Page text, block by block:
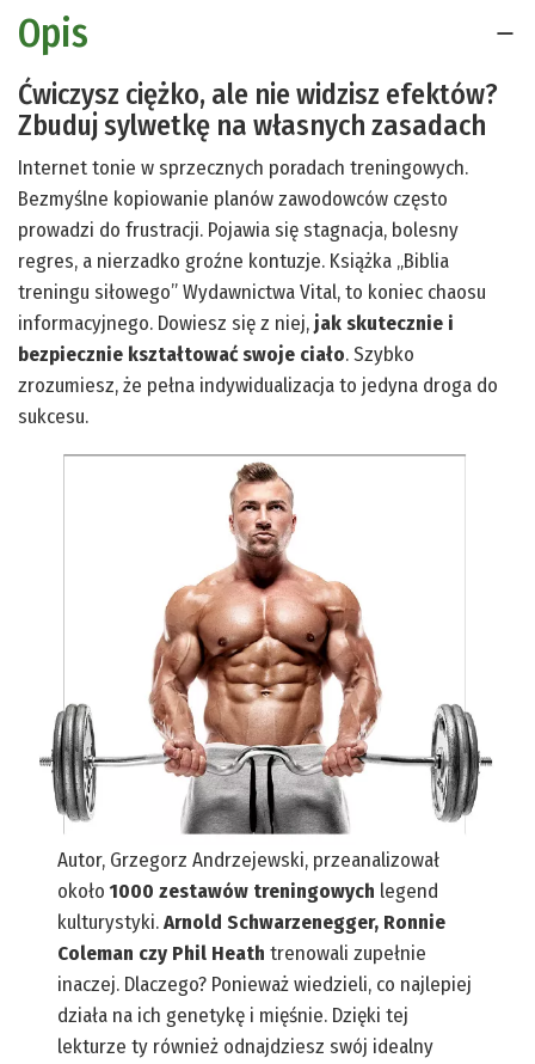
Opis
Ćwiczysz ciężko, ale nie widzisz efektów?
Zbuduj sylwetkę na własnych zasadach
Internet tonie w sprzecznych poradach treningowych.
Bezmyślne kopiowanie planów zawodowców często
prowadzi do frustracji. Pojawia się stagnacja, bolesny
regres, a nierzadko groźne kontuzje. Książka „Biblia
treningu siłowego” Wydawnictwa Vital, to koniec chaosu
informacyjnego. Dowiesz się z niej, jak skutecznie i
bezpiecznie kształtować swoje ciało. Szybko
zrozumiesz, że pełna indywidualizacja to jedyna droga do
sukcesu.
Autor, Grzegorz Andrzejewski, przeanalizował
około1000 zestawów treningowych legend
kulturystyki.Arnold Schwarzenegger, Ronnie
Coleman czy Phil Heath trenowali zupełnie
inaczej. Dlaczego? Ponieważ wiedzieli, co najlepiej
działa na ich genetykę i mięśnie. Dzięki tej
lekturze ty również odnajdziesz swój idealny